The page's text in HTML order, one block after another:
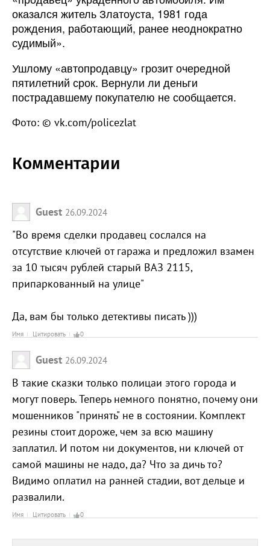
оказался житель Златоуста, 1981 года
рождения, работающий, ранее неоднократно
судимый».
Ушлому «автопродавцу» грозит очередной
пятилетний срок. Вернули ли деньги
пострадавшему покупателю не сообщается.
Фото: © vk.com/policezlat
Комментарии
Guest 26.09.2024
"Во время сделки продавец сослался на
отсутствие ключей от гаража и предложил взамен
за 10 тысяч рублей старый ВАЗ 2115,
припаркованный на улице"
Да, вам бы только детективы писать )))
Имя Цитировать 0
Guest 26.09.2024
В такие сказки только полицаи этого города и
могут поверь. Теперь немного понятно, почему они
мошенников "принять" не в состоянии. Комплект
резины стоит дороже, чем за всю машину
заплатил. И потом ни документов, ни ключей от
самой машины не надо, да? Что за дичь то?
Видимо оплатил на ранней стадии, вот дельце и
развалили.
Имя Цитировать 0